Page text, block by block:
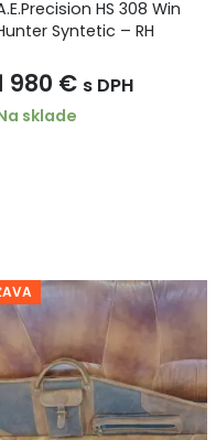
HS 308 Win
Syntetic – RH
980 € s DPH
sklade